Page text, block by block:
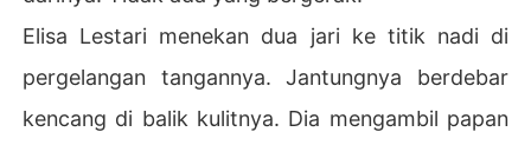
Elisa Lestari menekan dua jari ke titik nadi di
pergelangan tangannya. Jantungnya berdebar
kencang di balik kulitnya. Dia mengambil papan